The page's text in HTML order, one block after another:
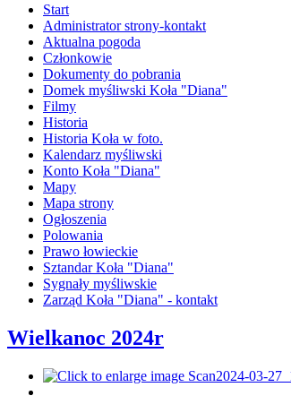
Start
Administrator strony-kontakt
Aktualna pogoda
Członkowie
Dokumenty do pobrania
Domek myśliwski Koła "Diana"
Filmy
Historia
Historia Koła w foto.
Kalendarz myśliwski
Konto Koła "Diana"
Mapy
Mapa strony
Ogłoszenia
Polowania
Prawo łowieckie
Sztandar Koła "Diana"
Sygnały myśliwskie
Zarząd Koła "Diana" - kontakt
Wielkanoc 2024r